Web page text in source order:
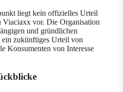
liegt kein offizielles Urteil
Viaciaxx vor. Die Organisation
und gründlichen
ein zukünftiges Urteil von
Konsumenten von Interesse